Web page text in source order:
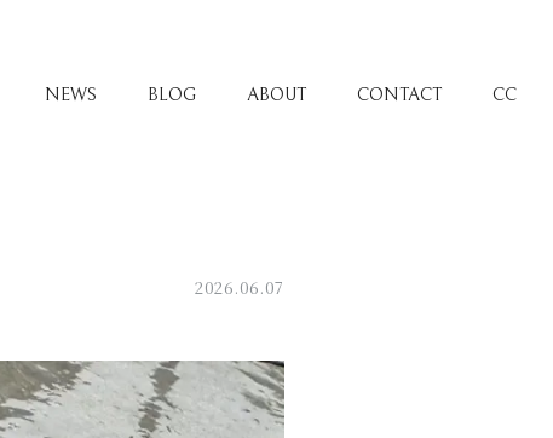
NEWS BLOG ABOUT CONTACT CC
2026.06.07